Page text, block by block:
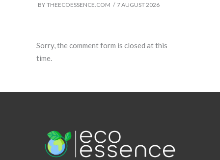
BY THEECOESSENCE.COM 7 AUGUST 2026
Sorry, the comment form is closed at this
time.